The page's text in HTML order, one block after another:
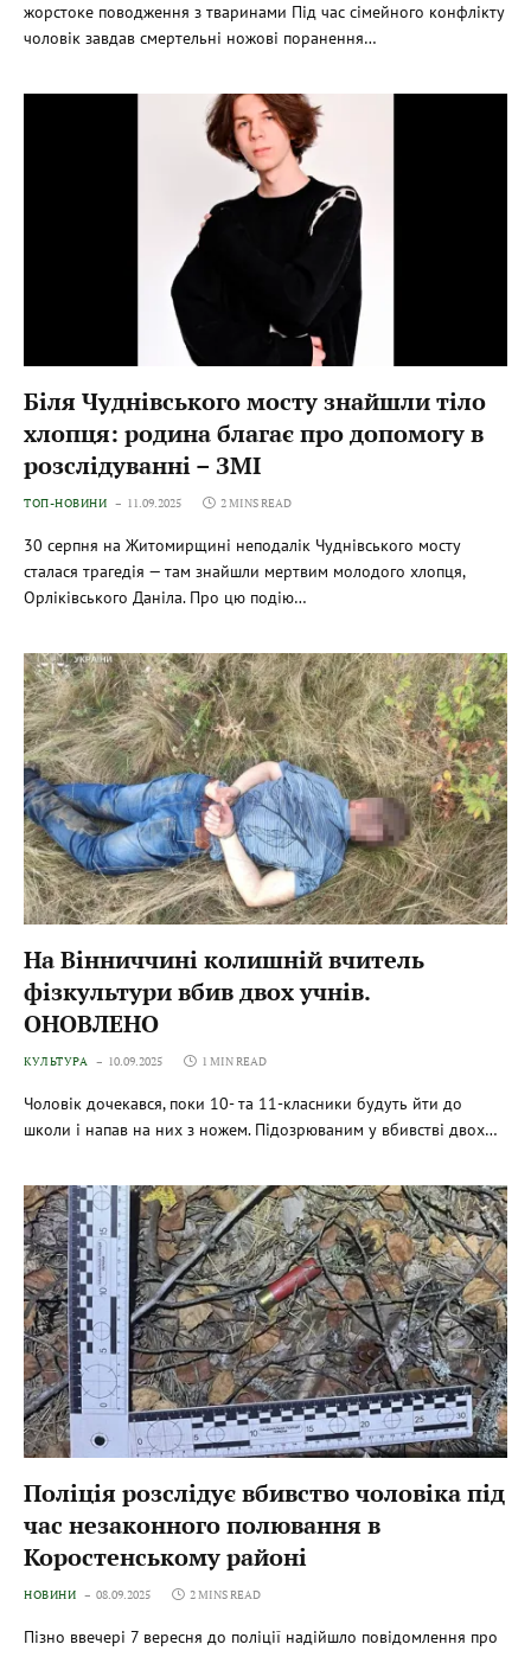
жорстоке поводження з тваринами Під час сімейного конфлікту
чоловік завдав смертельні ножові поранення…
Біля Чуднівського мосту знайшли тіло
хлопця: родина благає про допомогу в
розслідуванні – ЗМІ
ТОП-НОВИНИ 11.09.2025 2 MINS READ
30 серпня на Житомирщині неподалік Чуднівського мосту
сталася трагедія — там знайшли мертвим молодого хлопця,
Орліківського Даніла. Про цю подію…
На Вінниччині колишній вчитель
фізкультури вбив двох учнів.
ОНОВЛЕНО
КУЛЬТУРА 10.09.2025 1 MIN READ
Чоловік дочекався, поки 10- та 11-класники будуть йти до
школи і напав на них з ножем. Підозрюваним у вбивстві двох…
Поліція розслідує вбивство чоловіка під
час незаконного полювання в
Коростенському районі
НОВИНИ 08.09.2025 2 MINS READ
Пізно ввечері 7 вересня до поліції надійшло повідомлення про